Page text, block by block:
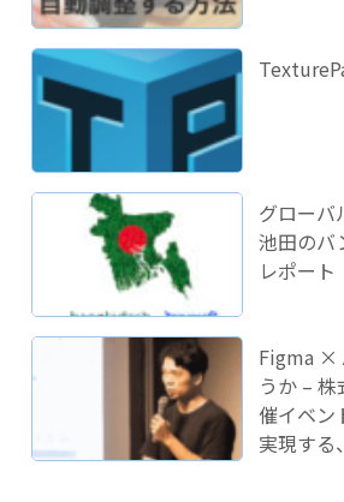
グローバ
池田のバ
レポート
Figma ×
うか –
催イベ
実現する